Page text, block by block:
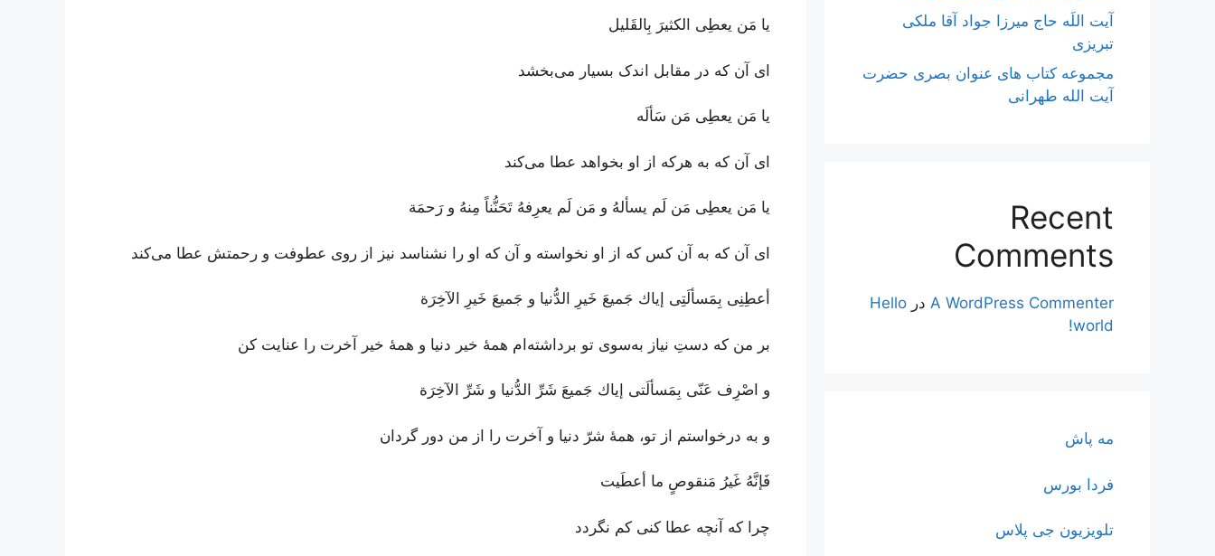
يا مَن يعطِى الكثيرَ بِالقَليل
ای آن که در مقابل اندک بسیار می‌بخشد
يا مَن يعطِى مَن سَألَه
ای آن که به هرکه از او بخواهد عطا می‌کند
يا مَن يعطِى مَن لَم يسألهُ و مَن لَم يعرِفهُ تَحَنُّناً مِنهُ و رَحمَة
ای آن که به آن ‌کس که از او نخواسته و آن که او را نشناسد نیز از روی عطوفت و رحمتش عطا می‌کند
أعطِنِى بِمَسألَتِى إياك جَميعَ خَيرِ الدُّنيا و جَميعَ خَيرِ الآخِرَة
بر من که دستِ نیاز به‌سوی تو برداشته‌ام همۀ خیر دنیا و همۀ خیر آخرت را عنایت کن
و اصْرِف عَنّى بِمَسألَتى إياك جَميعَ شَرِّ الدُّنيا و شَرِّ الآخِرَة
و به درخواستم از تو، همۀ شرّ دنیا و آخرت را از من دور گردان
فَإنَّهُ غَيرُ مَنقوصٍ ما أعطَيت
چرا که آنچه عطا کنی کم نگردد
آیت اللَه حاج میرزا جواد آقا ملکی
تبریزی
مجموعه کتاب های عنوان بصری حضرت
آیت الله طهرانی
Recent
Comments
A WordPress Commenter در Hello
world!
مه پاش
فردا بورس
تلویزیون جی پلاس